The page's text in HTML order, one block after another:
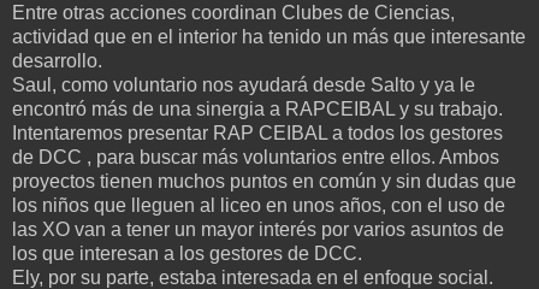
Entre otras acciones coordinan Clubes de Ciencias,
actividad que en el interior ha tenido un más que interesante
desarrollo.
Saul, como voluntario nos ayudará desde Salto y ya le
encontró más de una sinergia a RAPCEIBAL y su trabajo.
Intentaremos presentar RAP CEIBAL a todos los gestores
de DCC , para buscar más voluntarios entre ellos. Ambos
proyectos tienen muchos puntos en común y sin dudas que
los niños que lleguen al liceo en unos años, con el uso de
las XO van a tener un mayor interés por varios asuntos de
los que interesan a los gestores de DCC.
Ely, por su parte, estaba interesada en el enfoque social.